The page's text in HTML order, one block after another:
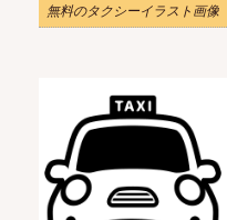
無料のタクシーイラスト画像